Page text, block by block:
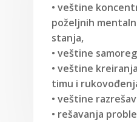
• veštine
poželjnih
stanja,
• veštine
• veštine
timu i
• veštine
• rešavanja